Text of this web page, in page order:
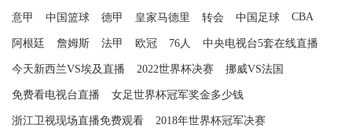
意甲 中国篮球 德甲 皇家马德里 转会 中国足球 CBA
阿根廷 詹姆斯 法甲 欧冠 76人 中央电视台5套在线直播
今天新西兰VS埃及直播 2022世界杯决赛 挪威VS法国
免费看电视台直播 女足世界杯冠军奖金多少钱
浙江卫视现场直播免费观看 2018年世界杯冠军决赛